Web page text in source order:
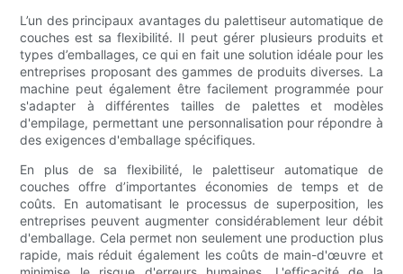
L’un des principaux avantages du palettiseur automatique de
couches est sa flexibilité. Il peut gérer plusieurs produits et
types d’emballages, ce qui en fait une solution idéale pour les
entreprises proposant des gammes de produits diverses. La
machine peut également être facilement programmée pour
s'adapter à différentes tailles de palettes et modèles
d'empilage, permettant une personnalisation pour répondre à
des exigences d'emballage spécifiques.
En plus de sa flexibilité, le palettiseur automatique de
couches offre d’importantes économies de temps et de
coûts. En automatisant le processus de superposition, les
entreprises peuvent augmenter considérablement leur débit
d'emballage. Cela permet non seulement une production plus
rapide, mais réduit également les coûts de main-d'œuvre et